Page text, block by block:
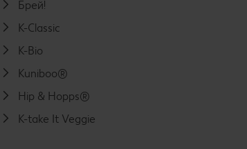
Брей!
K-Classic
K-Bio
Kuniboo®
Hip & Hopps®
K-take It Veggie